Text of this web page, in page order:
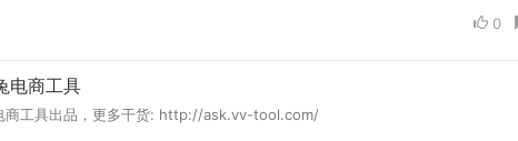
0
电商工具
商工具出品，更多干货: http://ask.vv-tool.com/